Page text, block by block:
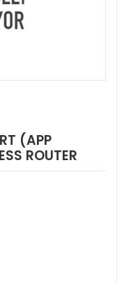
(APP
ROUTER